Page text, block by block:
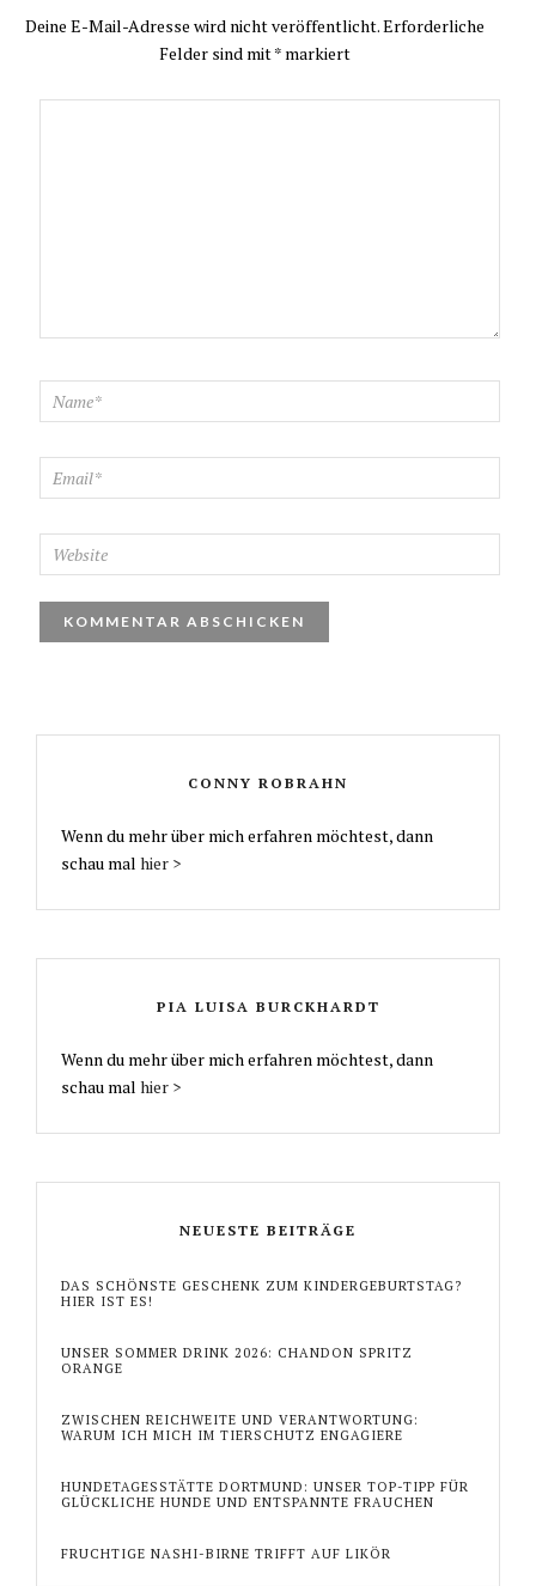
Deine E-Mail-Adresse wird nicht veröffentlicht.Erforderliche
Felder sind mit* markiert
CONNY ROBRAHN
Wenn du mehr über mich erfahren möchtest, dann
schau mal hier >
PIA LUISA BURCKHARDT
Wenn du mehr über mich erfahren möchtest, dann
schau mal hier >
NEUESTE BEITRÄGE
DAS SCHÖNSTE GESCHENK ZUM KINDERGEBURTSTAG?
HIER IST ES!
UNSER SOMMER DRINK 2026: CHANDON SPRITZ
ORANGE
ZWISCHEN REICHWEITE UND VERANTWORTUNG:
WARUM ICH MICH IM TIERSCHUTZ ENGAGIERE
HUNDETAGESSTÄTTE DORTMUND: UNSER TOP-TIPP FÜR
GLÜCKLICHE HUNDE UND ENTSPANNTE FRAUCHEN
FRUCHTIGE NASHI-BIRNE TRIFFT AUF LIKÖR